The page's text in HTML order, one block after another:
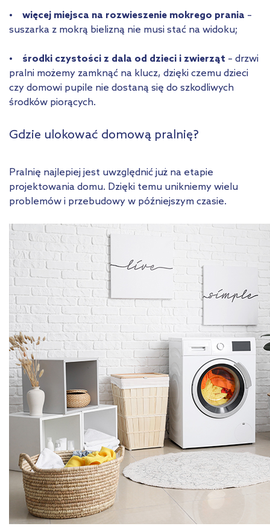
• więcej miejsca na rozwieszenie mokrego prania –
suszarka z mokrą bielizną nie musi stać na widoku;
• środki czystości z dala od dzieci i zwierząt – drzwi
pralni możemy zamknąć na klucz, dzięki czemu dzieci
czy domowi pupile nie dostaną się do szkodliwych
środków piorących.
Gdzie ulokować domową pralnię?
Pralnię najlepiej jest uwzględnić już na etapie
projektowania domu. Dzięki temu unikniemy wielu
problemów i przebudowy w późniejszym czasie.